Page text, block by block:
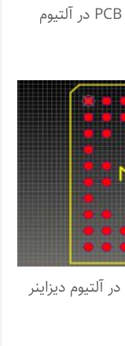
ابزار قطره چکان Teardrops طراحی PCB در آلتیوم
دیزاینر